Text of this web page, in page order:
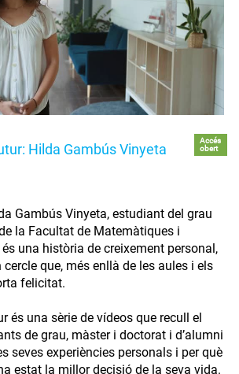
Hilda Gambús Vinyeta
Accés
obert
Gambús Vinyeta, estudiant del grau
la Facultat de Matemàtiques i
una història de creixement personal,
cercle que, més enllà de les aules i els
felicitat.
és una sèrie de vídeos que recull el
de grau, màster i doctorat i d’alumni
seves experiències personals i per què
estat la millor decisió de la seva vida.